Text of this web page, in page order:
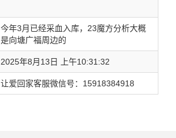
今年3月已经采血入库，23魔方分析大概
是向塘广福周边的
2025年8月13日 上午10:31:32
让爱回家客服微信号：15918384918